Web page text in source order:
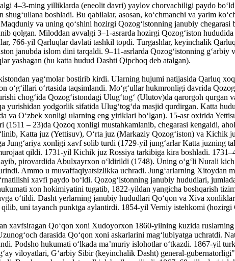
4–3-ming yilliklarda (eneolit davri) yaylov chorvachiligi paydo
boshladi. Bu qabilalar, asosan, koʻchmanchi va yarim
va uning qoʻshini hozirgi Qozogʻistonning janubiy chegarasi
qolgan. Miloddan avvalgi 3–1-asrarda hozirgi Qozogʻiston
766-yil Qarluqlar davlati tashkil topdi. Turgashlar, keyinchalik
janubda islom dini tarqaldi. 9–11-asrlarda Qozogʻistonning
yashagan (bu katta hudud Dashti Qipchoq deb atalgan).
yagʻmolar bostirib kirdi. Ularning hujumi natijasida Qarluq
oʻgʻillari oʻrtasida taqsimlandi. Moʻgʻullar hukmronligi davrida
chogʻida Qozogʻistondagi Ulugʻtogʻ (Ulutov)da qarorgoh
yurishidan yodgorlik sifatida Ulugʻtogʻda masjid qurdirgan. Katta
va Oʻzbek xonligi ularning eng yiriklari boʻlgan). 15-asr oxirida
– 23)da Qozoq xonligi mustahkamlanib, chegarasi kengaidi,
Katta juz (Yettisuv), Oʻrta juz (Markaziy Qozogʻiston) va Kichik
Jungʻariya xonligi xavf solib turdi (1729-yil jungʻarlar Katta
qildi. 1731-yil Kichik juz Rossiya tarkibiga kira boshladi.
pirovardida Abulxayrxon oʻldirildi (1748). Uning oʻgʻli Nurali
Ammo u muvaffaqiyatsizlikka uchradi. Jungʻarlarning Xitoydan
xavfi paydo boʻldi. Qozogʻistonning janubiy hududlari,
xon hokimiyatini tugatib, 1822-yildan yangicha boshqarish
oʻtildi. Dasht yerlarning janubiy hududlari Qoʻqon va Xiva
qilib, uni tayanch punktga aylantirdi. 1854-yil Verniy istehkomi (hozirgi
xavfsiragan Qoʻqon xoni Xudoyorxon 1860-yilning kuzida
darasida Qoʻqon xoni askarlarini magʻlubiyatga uchratdi.
Podsho hukumati oʻlkada maʼmuriy islohotlar oʻtkazdi. 1867-yil
viloyatlari, Gʻarbiy Sibir (keyinchalik Dasht) general-